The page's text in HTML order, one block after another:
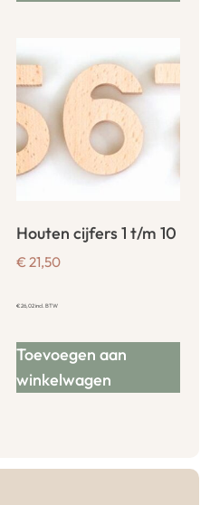
Houten cijfers 1 t/m 10
€ 21,50
€26,02incl. BTW
Toevoegen aan
winkelwagen